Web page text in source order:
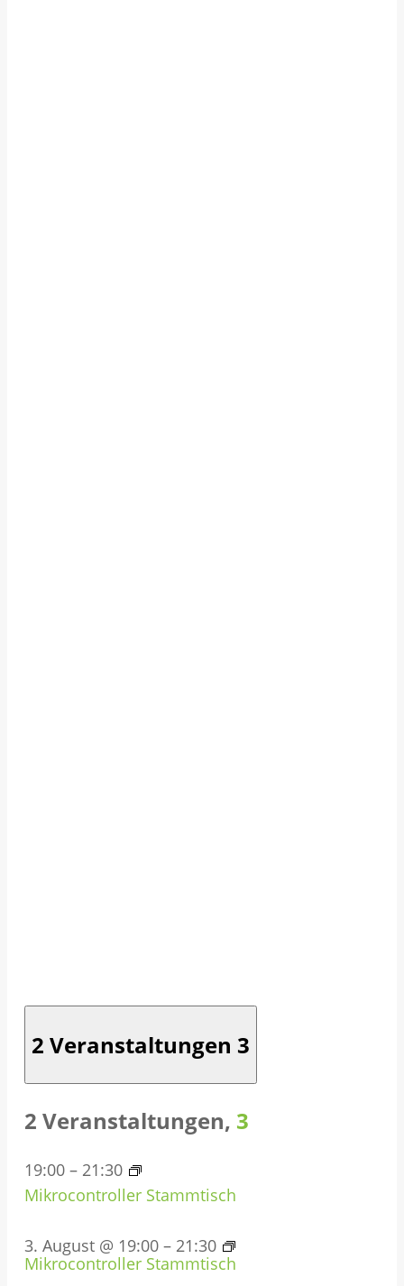
2 Veranstaltungen 3
2 Veranstaltungen, 3
19:00 – 21:30
Mikrocontroller Stammtisch
3. August @ 19:00 – 21:30
Mikrocontroller Stammtisch